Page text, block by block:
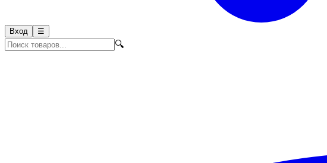
Вход ☰
🔍